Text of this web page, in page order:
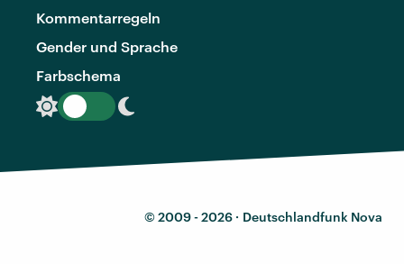
Kommentarregeln
Gender und Sprache
Farbschema
© 2009 - 2026 · Deutschlandfunk Nova